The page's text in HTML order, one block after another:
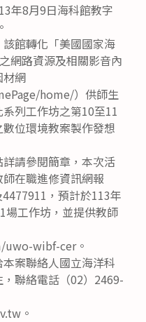
年8月9日海科館教字
館轉化「美國國家海
網路資源及相關影音內
材網
home/）供師生
列工作坊之第10至11
位環境教案製作發想
請參閱簡章，本次活
在職進修資訊網報
，預計於113年
場工作坊，並提供教師
wibf-cer。
案聯絡人國立海洋科
聯絡電話（02）2469-
。